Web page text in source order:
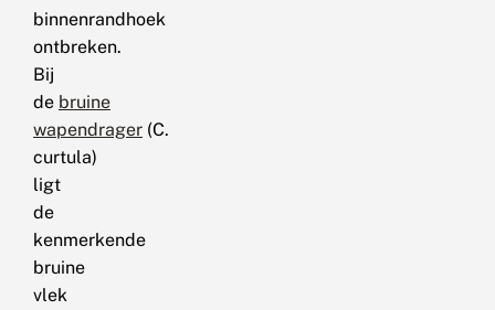
binnenrandhoek
ontbreken.
Bij
de bruine
wapendrager (C.
curtula)
ligt
de
kenmerkende
bruine
vlek